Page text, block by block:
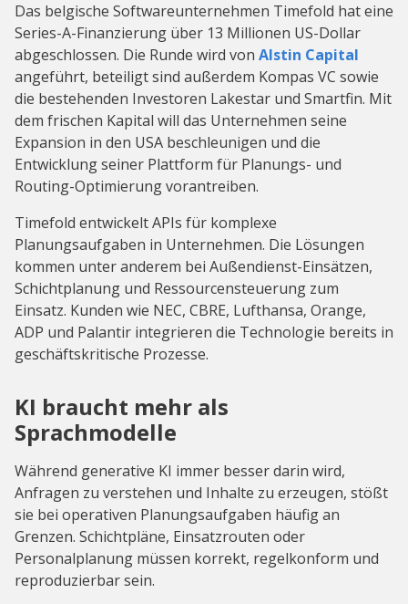
Das belgische Softwareunternehmen Timefold hat eine
Series-A-Finanzierung über 13 Millionen US-Dollar
abgeschlossen. Die Runde wird von Alstin Capital
angeführt, beteiligt sind außerdem Kompas VC sowie
die bestehenden Investoren Lakestar und Smartfin. Mit
dem frischen Kapital will das Unternehmen seine
Expansion in den USA beschleunigen und die
Entwicklung seiner Plattform für Planungs- und
Routing-Optimierung vorantreiben.
Timefold entwickelt APIs für komplexe
Planungsaufgaben in Unternehmen. Die Lösungen
kommen unter anderem bei Außendienst-Einsätzen,
Schichtplanung und Ressourcensteuerung zum
Einsatz. Kunden wie NEC, CBRE, Lufthansa, Orange,
ADP und Palantir integrieren die Technologie bereits in
geschäftskritische Prozesse.
KI braucht mehr als
Sprachmodelle
Während generative KI immer besser darin wird,
Anfragen zu verstehen und Inhalte zu erzeugen, stößt
sie bei operativen Planungsaufgaben häufig an
Grenzen. Schichtpläne, Einsatzrouten oder
Personalplanung müssen korrekt, regelkonform und
reproduzierbar sein.